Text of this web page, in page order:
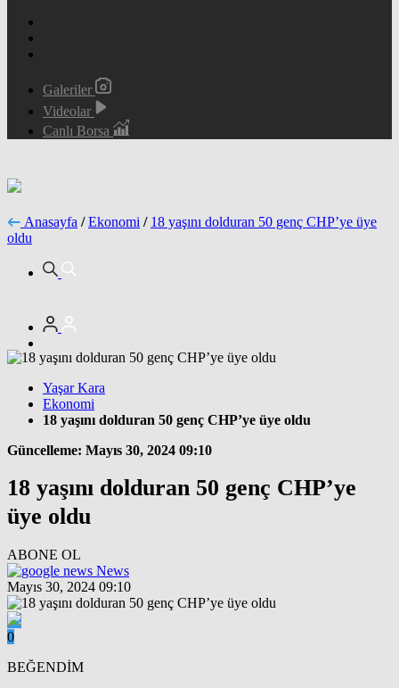
Galeriler
Videolar
Canlı Borsa
Anasayfa / Ekonomi / 18 yaşını dolduran 50 genç CHP’ye üye
oldu
Yaşar Kara
Ekonomi
18 yaşını dolduran 50 genç CHP’ye üye oldu
Güncelleme: Mayıs 30, 2024 09:10
18 yaşını dolduran 50 genç CHP’ye
üye oldu
ABONE OL
News
Mayıs 30, 2024 09:10
0
BEĞENDİM